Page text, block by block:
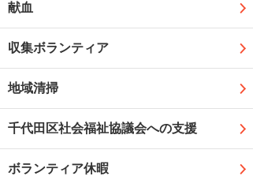
献血
収集ボランティア
地域清掃
千代田区社会福祉協議会への支援
ボランティア休暇